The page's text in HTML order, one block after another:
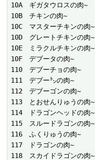
10A　ギガタウロスの肉~
10B　チキンの肉~
10C　マスターチキンの肉~
10D　グレートチキンの肉~
10E　ミラクルチキンの肉~
10F　デブータの肉~
110　デブーチョの肉~
111　デブー㌧の肉~
112　デブーゴンの肉~
113　とおせんりゅうの肉~
114　ドラゴンヘッドの肉~
115　スルードラゴンの肉~
116　ふくりゅうの肉~
117　ドラゴンの肉~
118　スカイドラゴンの肉~